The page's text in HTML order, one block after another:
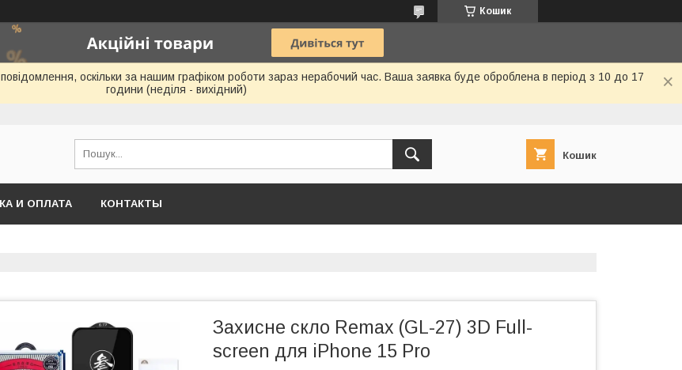
Кошик
оскільки за нашим графіком роботи зараз нерабочий час. Ваша заявка буде оброблена в період з 10 до 17
години (неділя - вихідний)
Кошик
И ОПЛАТА КОНТАКТЫ
Захисне скло Remax (GL-27) 3D Full-
screen для iPhone 15 Pro